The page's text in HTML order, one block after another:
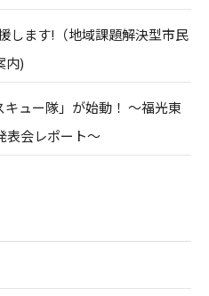
します!（地域課題解決型市民
内)
ュー隊」が始動！ ～福光東
表会レポート～